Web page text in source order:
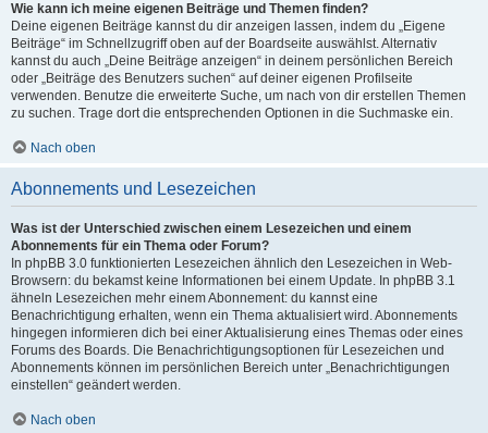
Wie kann ich meine eigenen Beiträge und Themen finden?
Deine eigenen Beiträge kannst du dir anzeigen lassen, indem du „Eigene
Beiträge“ im Schnellzugriff oben auf der Boardseite auswählst. Alternativ
kannst du auch „Deine Beiträge anzeigen“ in deinem persönlichen Bereich
oder „Beiträge des Benutzers suchen“ auf deiner eigenen Profilseite
verwenden. Benutze die erweiterte Suche, um nach von dir erstellen Themen
zu suchen. Trage dort die entsprechenden Optionen in die Suchmaske ein.
Nach oben
Abonnements und Lesezeichen
Was ist der Unterschied zwischen einem Lesezeichen und einem
Abonnements für ein Thema oder Forum?
In phpBB 3.0 funktionierten Lesezeichen ähnlich den Lesezeichen in Web-
Browsern: du bekamst keine Informationen bei einem Update. In phpBB 3.1
ähneln Lesezeichen mehr einem Abonnement: du kannst eine
Benachrichtigung erhalten, wenn ein Thema aktualisiert wird. Abonnements
hingegen informieren dich bei einer Aktualisierung eines Themas oder eines
Forums des Boards. Die Benachrichtigungsoptionen für Lesezeichen und
Abonnements können im persönlichen Bereich unter „Benachrichtigungen
einstellen“ geändert werden.
Nach oben